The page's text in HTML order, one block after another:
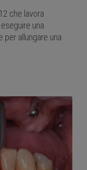
che lavora
una
allungare una